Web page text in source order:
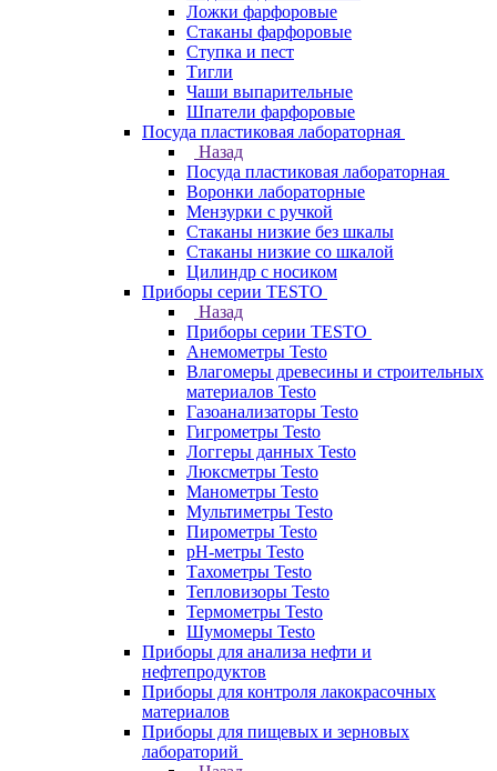
Ложки фарфоровые
Стаканы фарфоровые
Ступка и пест
Тигли
Чаши выпарительные
Шпатели фарфоровые
Посуда пластиковая лабораторная
Назад
Посуда пластиковая лабораторная
Воронки лабораторные
Мензурки с ручкой
Стаканы низкие без шкалы
Стаканы низкие со шкалой
Цилиндр с носиком
Приборы серии TESTO
Назад
Приборы серии TESTO
Анемометры Testo
Влагомеры древесины и строительных
материалов Testo
Газоанализаторы Testo
Гигрометры Testo
Логгеры данных Testo
Люксметры Testo
Манометры Testo
Мультиметры Testo
Пирометры Testo
pH-метры Testo
Тахометры Testo
Тепловизоры Testo
Термометры Testo
Шумомеры Testo
Приборы для анализа нефти и
нефтепродуктов
Приборы для контроля лакокрасочных
материалов
Приборы для пищевых и зерновых
лабораторий